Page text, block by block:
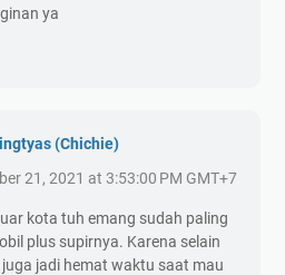
ya
(Chichie)
21, 2021 at 3:53:00 PM GMT+7
kota tuh emang sudah paling
plus supirnya. Karena selain
juga jadi hemat waktu saat mau